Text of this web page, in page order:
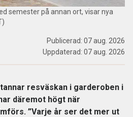
semester på annan ort, visar nya
Publicerad: 07 aug. 2026
Uppdaterad: 07 aug. 2026
resväskan i garderoben i
däremot högt när
”Varje år ser det mer ut